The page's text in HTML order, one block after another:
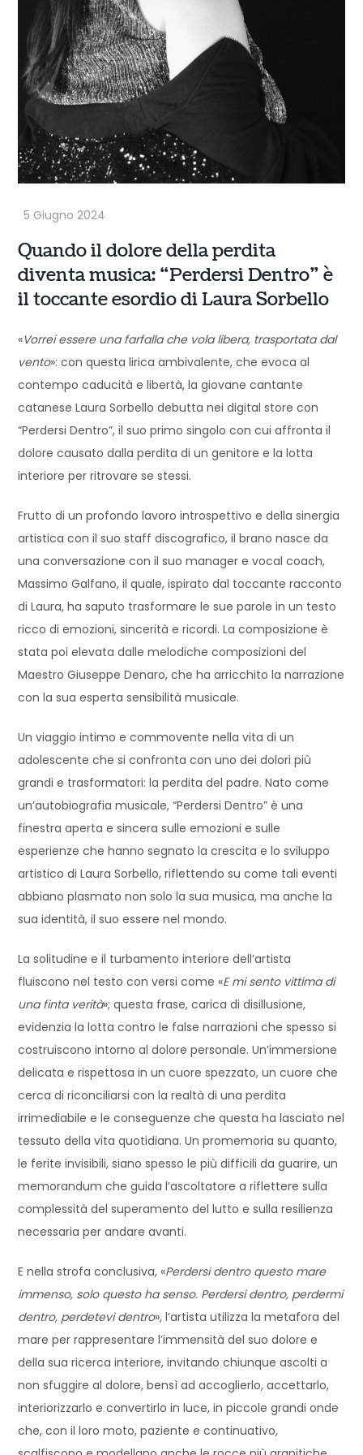
Quando il dolore della perdita
diventa musica: “Perdersi Dentro” è
il toccante esordio di Laura Sorbello
«Vorrei essere una farfalla che vola libera, trasportata dal
vento»: con questa lirica ambivalente, che evoca al
contempo caducità e libertà, la giovane cantante
catanese Laura Sorbello debutta nei digital store con
“Perdersi Dentro”, il suo primo singolo con cui affronta il
dolore causato dalla perdita di un genitore e la lotta
interiore per ritrovare se stessi.
Frutto di un profondo lavoro introspettivo e della sinergia
artistica con il suo staff discografico, il brano nasce da
una conversazione con il suo manager e vocal coach,
Massimo Galfano, il quale, ispirato dal toccante racconto
di Laura, ha saputo trasformare le sue parole in un testo
ricco di emozioni, sincerità e ricordi. La composizione è
stata poi elevata dalle melodiche composizioni del
Maestro Giuseppe Denaro, che ha arricchito la narrazione
con la sua esperta sensibilità musicale.
Un viaggio intimo e commovente nella vita di un
adolescente che si confronta con uno dei dolori più
grandi e trasformatori: la perdita del padre. Nato come
un’autobiografia musicale, “Perdersi Dentro” è una
finestra aperta e sincera sulle emozioni e sulle
esperienze che hanno segnato la crescita e lo sviluppo
artistico di Laura Sorbello, riflettendo su come tali eventi
abbiano plasmato non solo la sua musica, ma anche la
sua identità, il suo essere nel mondo.
La solitudine e il turbamento interiore dell’artista
fluiscono nel testo con versi come «E mi sento vittima di
una finta verità»; questa frase, carica di disillusione,
evidenzia la lotta contro le false narrazioni che spesso si
costruiscono intorno al dolore personale. Un’immersione
delicata e rispettosa in un cuore spezzato, un cuore che
cerca di riconciliarsi con la realtà di una perdita
irrimediabile e le conseguenze che questa ha lasciato nel
tessuto della vita quotidiana. Un promemoria su quanto,
le ferite invisibili, siano spesso le più difficili da guarire, un
memorandum che guida l’ascoltatore a riflettere sulla
complessità del superamento del lutto e sulla resilienza
necessaria per andare avanti.
E nella strofa conclusiva, «Perdersi dentro questo mare
immenso, solo questo ha senso. Perdersi dentro, perdermi
dentro, perdetevi dentro», l’artista utilizza la metafora del
mare per rappresentare l’immensità del suo dolore e
della sua ricerca interiore, invitando chiunque ascolti a
non sfuggire al dolore, bensì ad accoglierlo, accettarlo,
interiorizzarlo e convertirlo in luce, in piccole grandi onde
che, con il loro moto, paziente e continuativo,